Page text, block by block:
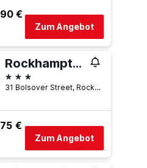
90 €
Zum Angebot
Rockhampton Riverside Central Hotel
3 Sterne
31 Bolsover Street, Rockhampton, QLD, Australien
75 €
Zum Angebot